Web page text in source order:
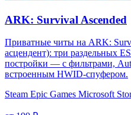
ARK: Survival Ascended
Приватные читы на ARK:
асцендент): три раздельных
постройки — с фильтрами,
встроенным HWID-спуфером.
Steam Epic Games Microsoft